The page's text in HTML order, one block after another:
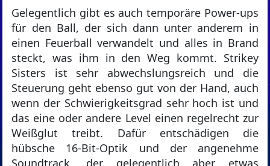
Gelegentlich gibt es auch temporäre Power-ups
für den Ball, der sich dann unter anderem in
einen Feuerball verwandelt und alles in Brand
steckt, was ihm in den Weg kommt. Strikey
Sisters ist sehr abwechslungsreich und die
Steuerung geht ebenso gut von der Hand, auch
wenn der Schwierigkeitsgrad sehr hoch ist und
das eine oder andere Level einen regelrecht zur
Weißglut treibt. Dafür entschädigen die
hübsche 16-Bit-Optik und der angenehme
Soundtrack, der gelegentlich aber etwas